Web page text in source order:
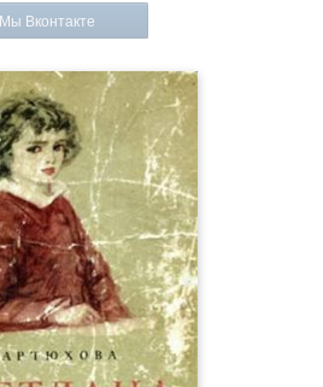
Мы Вконтакте